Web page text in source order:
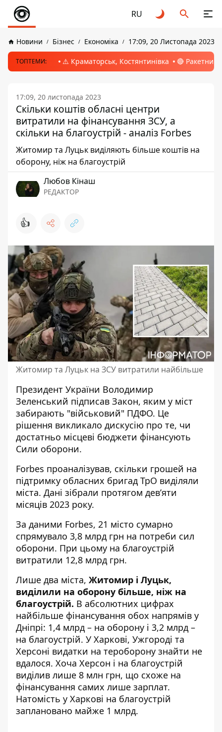
RU
Новини Бізнес Економіка 17:09, 20 Листопада 2023
ТОПТЕМИ: ⚠️ Краматорськ, Костянтинівка 🔴 Ракетний
17:09, 20 листопада 2023
Скільки коштів обласні центри
витратили на фінансування ЗСУ, а
скільки на благоустрій - аналіз Forbes
Житомир та Луцьк виділяють більше коштів на
оборону, ніж на благоустрій
Любов Кінаш
РЕДАКТОР
👍
Житомир та Луцьк на ЗСУ витратили найбільше
Президент України Володимир
Зеленський підписав Закон, яким у міст
забирають "військовий" ПДФО. Це
рішення викликало дискусію про те, чи
достатньо місцеві бюджети фінансують
Сили оборони.
Forbes проаналізував, скільки грошей на
підтримку обласних бригад ТрО виділяли
міста. Дані зібрали протягом девʼяти
місяців 2023 року.
За даними Forbes, 21 місто сумарно
спрямувало 3,8 млрд грн на потреби сил
оборони. При цьому на благоустрій
витратили 12,8 млрд грн.
Лише два міста, Житомир і Луцьк,
виділили на оборону більше, ніж на
благоустрій. В абсолютних цифрах
найбільше фінансування обох напрямів у
Дніпрі: 1,4 млрд – на оборону і 3,2 млрд –
на благоустрій. У Харкові, Ужгороді та
Херсоні видатки на тероборону знайти не
вдалося. Хоча Херсон і на благоустрій
виділив лише 8 млн грн, що схоже на
фінансування самих лише зарплат.
Натомість у Харкові на благоустрій
заплановано майже 1 млрд.